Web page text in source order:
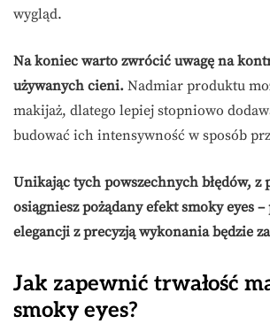
wygląd.
Na koniec warto zwrócić uwagę na
używanych cieni. Nadmiar produktu
makijaż, dlatego lepiej stopniowo
budować ich intensywność w sposób
Unikając tych powszechnych błędów, z
osiągniesz pożądany efekt smoky eyes –
elegancji z precyzją wykonania będzie
Jak zapewnić trwałość
smoky eyes?